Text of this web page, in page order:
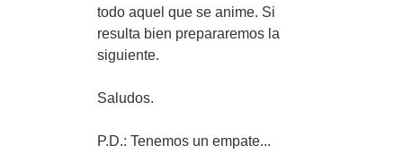
todo aquel que se anime. Si
resulta bien prepararemos la
siguiente.
Saludos.
P.D.: Tenemos un empate...